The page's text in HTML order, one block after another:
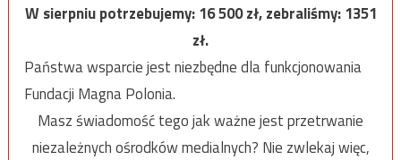
W sierpniu potrzebujemy:16 500zł, zebraliśmy:1351
zł.
Państwa wsparcie jest niezbędne dla funkcjonowania
Fundacji Magna Polonia.
Masz świadomość tego jak ważne jest przetrwanie
niezależnych ośrodków medialnych? Nie zwlekaj więc,